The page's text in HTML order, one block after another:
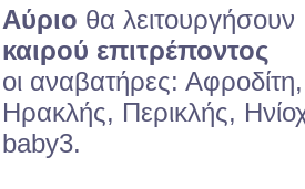
Αύριο θα
καιρού επιτρέποντος
οι αναβατήρες:
Ηρακλής, Περικλής,
baby3.